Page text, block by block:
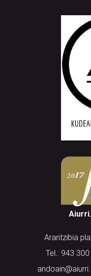
Arantzibia
Tel.: 943